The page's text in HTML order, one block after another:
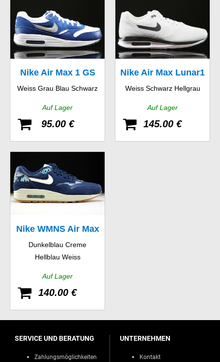
Nike Air Max 1 GS
Weiss Grau Blau Schwarz
Auf Lager
95.00 €
Nike Air Max Lunar1
WR
Weiss Schwarz Hellgrau
Auf Lager
145.00 €
Nike WMNS Air Max
1 Print
Dunkelblau Creme
Hellblau Weiss
Auf Lager
140.00 €
SERVICE UND BERATUNG
Zahlungsmöglichkeiten
UNTERNEHMEN
Kontakt